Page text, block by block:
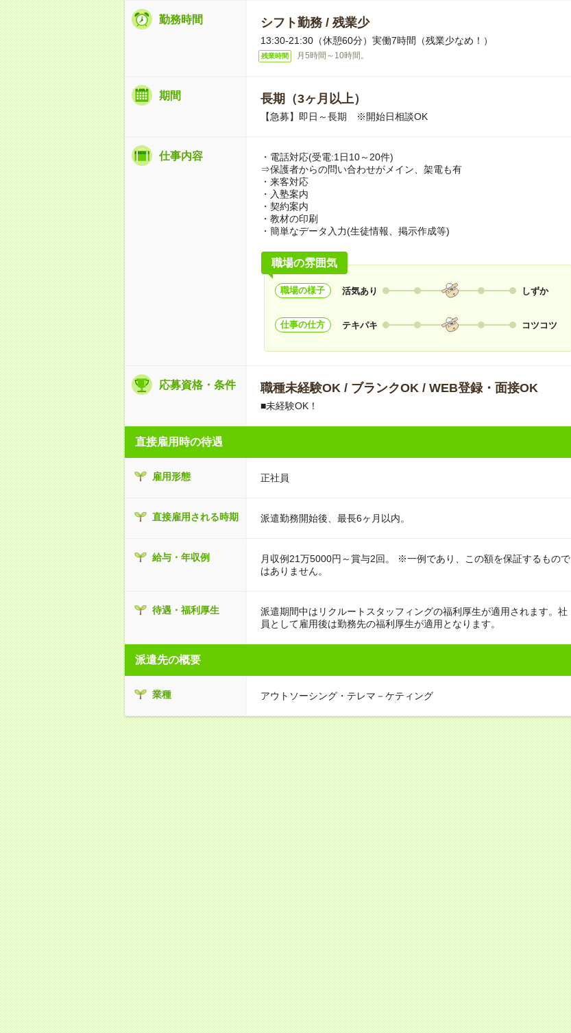
勤務時間 シフト勤務 / 残業少
13:30-21:30（休憩60分）実働7時間（残業少なめ！）
残業時間 月5時間～10時間。
期間 長期（3ヶ月以上）
【急募】即日～長期 ※開始日相談OK
仕事内容
・電話対応(受電:1日10～20件)
⇒保護者からの問い合わせがメイン、架電も有
・来客対応
・入塾案内
・契約案内
・教材の印刷
・簡単なデータ入力(生徒情報、掲示作成等)
職場の雰囲気
職場の様子 活気あり しずか
仕事の仕方 テキパキ コツコツ
応募資格・条件 職種未経験OK / ブランクOK / WEB登録・面接OK
■未経験OK！
直接雇用時の待遇
雇用形態 正社員
直接雇用される時期 派遣勤務開始後、最長6ヶ月以内。
給与・年収例
月収例21万5000円～賞与2回。 ※一例であり、この額を保証するもので
はありません。
待遇・福利厚生
派遣期間中はリクルートスタッフィングの福利厚生が適用されます。社
員として雇用後は勤務先の福利厚生が適用となります。
派遣先の概要
業種 アウトソーシング・テレマ－ケティング